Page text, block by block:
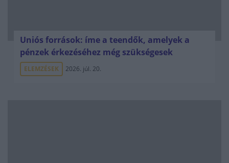
Uniós források: íme a teendők, amelyek a
pénzek érkezéséhez még szükségesek
ELEMZÉSEK 2026. júl. 20.